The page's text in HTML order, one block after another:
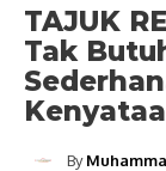
TAJUK
Tak
By